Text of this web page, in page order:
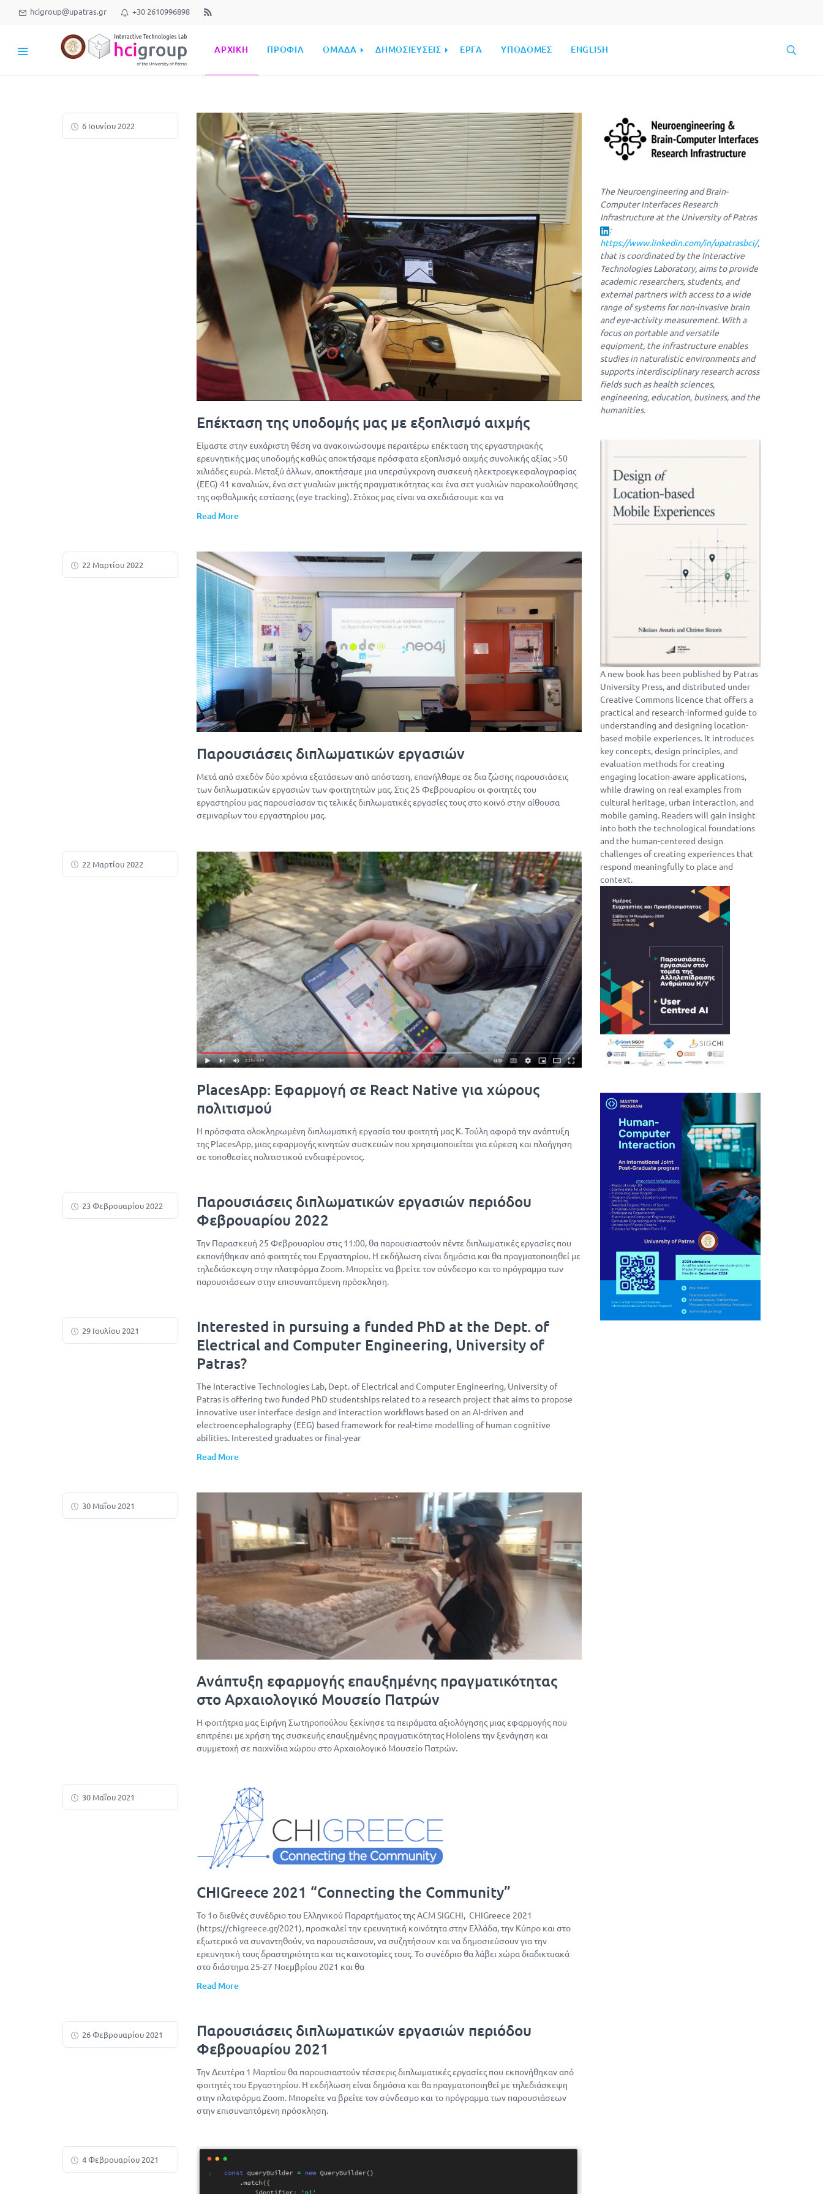
hcigroup@upatras.gr +30 2610996898
ΑΡΧΙΚΉ ΠΡΟΦΊΛ ΟΜΆΔΑ ΔΗΜΟΣΙΕΎΣΕΙΣ ΈΡΓΑ ΥΠΟΔΟΜΈΣ ENGLISH
6 Ιουνίου 2022
Επέκταση της υποδομής μας με εξοπλισμό αιχμής
Είμαστε στην ευχάριστη θέση να ανακοινώσουμε περαιτέρω επέκταση της εργαστηριακής
ερευνητικής μας υποδομής καθώς αποκτήσαμε πρόσφατα εξοπλισμό αιχμής συνολικής αξίας >50
χιλιάδες ευρώ. Μεταξύ άλλων, αποκτήσαμε μια υπερσύγχρονη συσκευή ηλεκτροεγκεφαλογραφίας
(EEG) 41 καναλιών, ένα σετ γυαλιών μικτής πραγματικότητας και ένα σετ γυαλιών παρακολούθησης
της οφθαλμικής εστίασης (eye tracking). Στόχος μας είναι να σχεδιάσουμε και να
Read More
22 Μαρτίου 2022
Παρουσιάσεις διπλωματικών εργασιών
Μετά από σχεδόν δύο χρόνια εξατάσεων από απόσταση, επανήλθαμε σε δια ζώσης παρουσιάσεις
των διπλωματικών εργασιών των φοιτητητών μας. Στις 25 Φεβρουαρίου οι φοιτητές του
εργαστηρίου μας παρουσίασαν τις τελικές διπλωματικές εργασίες τους στο κοινό στην αίθουσα
σεμιναρίων του εργαστηρίου μας.
22 Μαρτίου 2022
PlacesApp: Εφαρμογή σε React Native για χώρους
πολιτισμού
Η πρόσφατα ολοκληρωμένη διπλωματική εργασία του φοιτητή μας Κ. Τούλη αφορά την ανάπτυξη
της PlacesApp, μιας εφαρμογής κινητών συσκευών που χρησιμοποιείται για εύρεση και πλοήγηση
σε τοποθεσίες πολιτιστικού ενδιαφέροντος.
23 Φεβρουαρίου 2022
Παρουσιάσεις διπλωματικών εργασιών περιόδου
Φεβρουαρίου 2022
Την Παρασκευή 25 Φεβρουαρίου στις 11:00, θα παρουσιαστούν πέντε διπλωματικές εργασίες που
εκπονήθηκαν από φοιτητές του Εργαστηρίου. Η εκδήλωση είναι δημόσια και θα πραγματοποιηθεί με
τηλεδιάσκεψη στην πλατφόρμα Zoom. Μπορείτε να βρείτε τον σύνδεσμο και το πρόγραμμα των
παρουσιάσεων στην επισυναπτόμενη πρόσκληση.
29 Ιουλίου 2021
Interested in pursuing a funded PhD at the Dept. of
Electrical and Computer Engineering, University of
Patras?
The Interactive Technologies Lab, Dept. of Electrical and Computer Engineering, University of
Patras is offering two funded PhD studentships related to a research project that aims to propose
innovative user interface design and interaction workflows based on an AI-driven and
electroencephalography (EEG) based framework for real-time modelling of human cognitive
abilities. Interested graduates or final-year
Read More
30 Μαΐου 2021
Ανάπτυξη εφαρμογής επαυξημένης πραγματικότητας
στο Αρχαιολογικό Μουσείο Πατρών
Η φοιτήτρια μας Ειρήνη Σωτηροπούλου ξεκίνησε τα πειράματα αξιολόγησης μιας εφαρμογής που
επιτρέπει με χρήση της συσκευής επαυξημένης πραγματικότητας Hololens την ξενάγηση και
συμμετοχή σε παιχνίδια χώρου στο Αρχαιολογικό Μουσείο Πατρών.
30 Μαΐου 2021
CHIGreece 2021 “Connecting the Community”
Το 1ο διεθνές συνέδριο του Ελληνικού Παραρτήματος της ACM SIGCHI, CHIGreece 2021
(https://chigreece.gr/2021), προσκαλεί την ερευνητική κοινότητα στην Ελλάδα, την Κύπρο και στο
εξωτερικό να συναντηθούν, να παρουσιάσουν, να συζητήσουν και να δημοσιεύσουν για την
ερευνητική τους δραστηριότητα και τις καινοτομίες τους. Το συνέδριο θα λάβει χώρα διαδικτυακά
στο διάστημα 25-27 Νοεμβρίου 2021 και θα
Read More
26 Φεβρουαρίου 2021
Παρουσιάσεις διπλωματικών εργασιών περιόδου
Φεβρουαρίου 2021
Την Δευτέρα 1 Μαρτίου θα παρουσιαστούν τέσσερις διπλωματικές εργασίες που εκπονήθηκαν από
φοιτητές του Εργαστηρίου. Η εκδήλωση είναι δημόσια και θα πραγματοποιηθεί με τηλεδιάσκεψη
στην πλατφόρμα Zoom. Μπορείτε να βρείτε τον σύνδεσμο και το πρόγραμμα των παρουσιάσεων
στην επισυναπτόμενη πρόσκληση.
4 Φεβρουαρίου 2021
The Neuroengineering and Brain-
Computer Interfaces Research
Infrastructure at the University of Patras
:
https://www.linkedin.com/in/upatrasbci/,
that is coordinated by the Interactive
Technologies Laboratory, aims to provide
academic researchers, students, and
external partners with access to a wide
range of systems for non-invasive brain
and eye-activity measurement. With a
focus on portable and versatile
equipment, the infrastructure enables
studies in naturalistic environments and
supports interdisciplinary research across
fields such as health sciences,
engineering, education, business, and the
humanities.
A new book has been published by Patras
University Press, and distributed under
Creative Commons licence that offers a
practical and research-informed guide to
understanding and designing location-
based mobile experiences. It introduces
key concepts, design principles, and
evaluation methods for creating
engaging location-aware applications,
while drawing on real examples from
cultural heritage, urban interaction, and
mobile gaming. Readers will gain insight
into both the technological foundations
and the human-centered design
challenges of creating experiences that
respond meaningfully to place and
context.